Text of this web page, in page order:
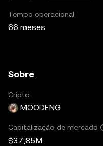
Tempo operacional
66 meses
Sobre
Cripto
MOODENG
Capitalização de mercado
$37,85M